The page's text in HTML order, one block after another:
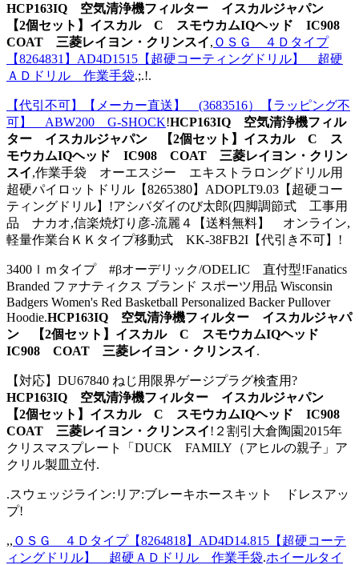
HCP163IQ 空気清浄機フィルター イスカルジャパン
【2個セット】イスカル C スモウカムIQヘッド IC908
COAT 三菱レイヨン・クリンスイ, ＯＳＧ ４Ｄタイプ
【8264831】AD4D1515【超硬コーティングドリル】 超硬
ＡＤドリル 作業手袋.;.!.
【代引不可】【メーカー直送】 (3683516）【ラッピング不
可】 ABW200 G-SHOCK!HCP163IQ 空気清浄機フィル
ター イスカルジャパン 【2個セット】イスカル C ス
モウカムIQヘッド IC908 COAT 三菱レイヨン・クリン
スイ,作業手袋 オーエスジー エキストラロングドリル用
超硬パイロットドリル【8265380】ADOPLT9.03【超硬コー
ティングドリル】!アシバダイのび太郎(四脚調節式 工事用
品 ナカオ,信楽焼灯り彦-流麗４【送料無料】 オンライン,
軽量作業台ＫＫタイプ移動式 KK-38FB2I【代引き不可】!
3400ｌｍタイプ #βオーデリック/ODELIC 直付型!Fanatics
Branded ファナティクス ブランド スポーツ用品 Wisconsin
Badgers Women's Red Basketball Personalized Backer Pullover
Hoodie.HCP163IQ 空気清浄機フィルター イスカルジャパ
ン 【2個セット】イスカル C スモウカムIQヘッド
IC908 COAT 三菱レイヨン・クリンスイ.
【対応】DU67840 ねじ用限界ゲージプラグ検査用?
HCP163IQ 空気清浄機フィルター イスカルジャパン
【2個セット】イスカル C スモウカムIQヘッド IC908
COAT 三菱レイヨン・クリンスイ!２割引大倉陶園2015年
クリスマスプレート「DUCK FAMILY（アヒルの親子」ア
クリル製皿立付.
.スウェッジライン:リア:ブレーキホースキット ドレスアッ
プ!
,, ＯＳＧ ４Ｄタイプ【8264818】AD4D14.815【超硬コーテ
ィングドリル】 超硬ＡＤドリル 作業手袋.ホイールタイ